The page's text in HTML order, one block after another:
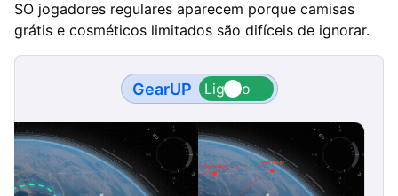
SO jogadores regulares aparecem porque camisas
grátis e cosméticos limitados são difíceis de ignorar.
GearUP